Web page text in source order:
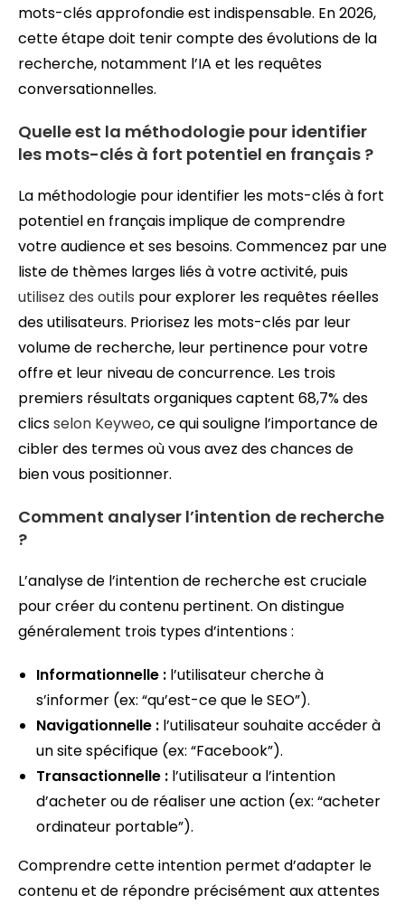
mots-clés approfondie est indispensable. En 2026,
cette étape doit tenir compte des évolutions de la
recherche, notamment l’IA et les requêtes
conversationnelles.
Quelle est la méthodologie pour identifier
les mots-clés à fort potentiel en français ?
La méthodologie pour identifier les mots-clés à fort
potentiel en français implique de comprendre
votre audience et ses besoins. Commencez par une
liste de thèmes larges liés à votre activité, puis
utilisez des outils pour explorer les requêtes réelles
des utilisateurs. Priorisez les mots-clés par leur
volume de recherche, leur pertinence pour votre
offre et leur niveau de concurrence. Les trois
premiers résultats organiques captent 68,7% des
clicsselon Keyweo, ce qui souligne l’importance de
cibler des termes où vous avez des chances de
bien vous positionner.
Comment analyser l’intention de recherche
?
L’analyse de l’intention de recherche est cruciale
pour créer du contenu pertinent. On distingue
généralement trois types d’intentions :
Informationnelle : l’utilisateur cherche à
s’informer (ex: “qu’est-ce que le SEO”).
Navigationnelle : l’utilisateur souhaite accéder à
un site spécifique (ex: “Facebook”).
Transactionnelle : l’utilisateur a l’intention
d’acheter ou de réaliser une action (ex: “acheter
ordinateur portable”).
Comprendre cette intention permet d’adapter le
contenu et de répondre précisément aux attentes